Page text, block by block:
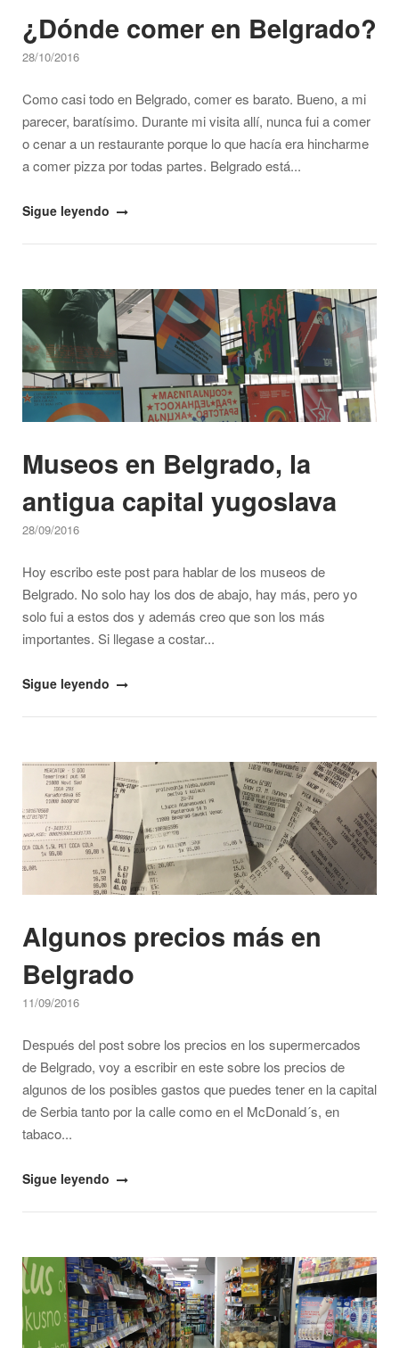
¿Dónde comer en Belgrado?
28/10/2016
Como casi todo en Belgrado, comer es barato. Bueno, a mi
parecer, baratísimo. Durante mi visita allí, nunca fui a comer
o cenar a un restaurante porque lo que hacía era hincharme
a comer pizza por todas partes. Belgrado está...
"¿Dónde
Sigue leyendo
Open post
Museos en Belgrado, la
antigua capital yugoslava
28/09/2016
Hoy escribo este post para hablar de los museos de
Belgrado. No solo hay los dos de abajo, hay más, pero yo
solo fui a estos dos y además creo que son los más
importantes. Si llegase a costar...
"Museos
antigua
capital
yugoslava"
Sigue leyendo
Open post
Algunos precios más en
Belgrado
11/09/2016
Después del post sobre los precios en los supermercados
de Belgrado, voy a escribir en este sobre los precios de
algunos de los posibles gastos que puedes tener en la capital
de Serbia tanto por la calle como en el McDonald´s, en
tabaco...
"Algunos
Belgrado"
Sigue leyendo
Open post